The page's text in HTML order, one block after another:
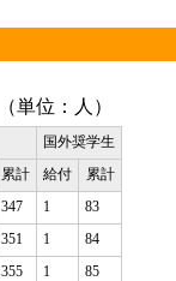
（単位：人）
国外奨学生
累計 給付
累計
347 1
83
351 1
84
355 1
85